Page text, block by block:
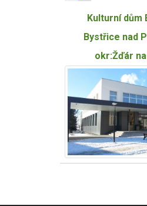
Kulturní dům
Bystřice nad
okr:Žďár